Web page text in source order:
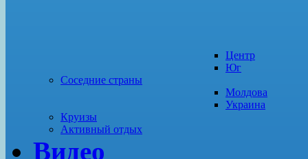
Центр
Юг
Соседние страны
Молдова
Украина
Круизы
Активный отдых
Видео